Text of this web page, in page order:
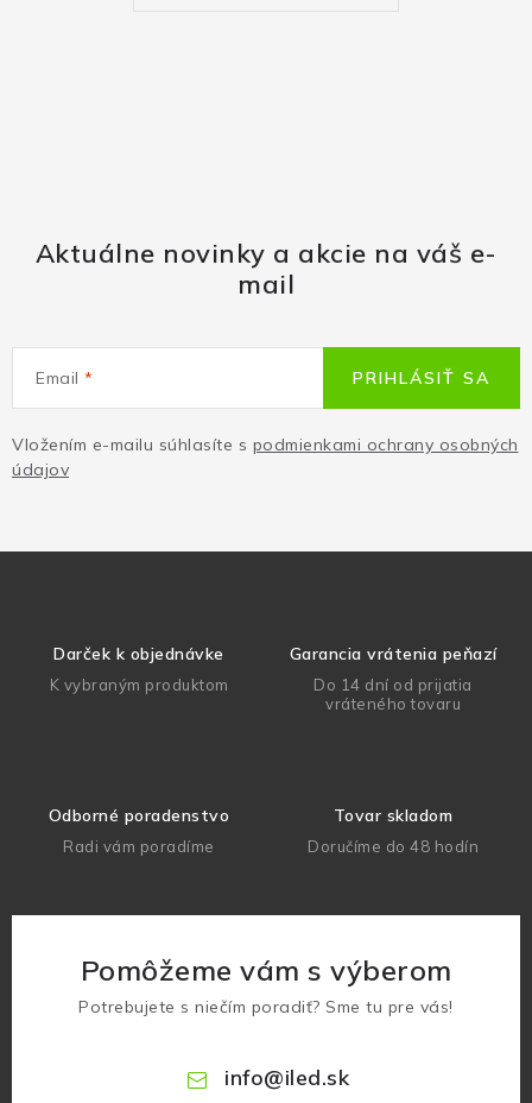
Aktuálne novinky a akcie na váš e-
mail
Email
Vložením e-mailu súhlasíte s podmienkami ochrany osobných
údajov
PRIHLÁSIŤ SA
Darček k objednávke
K vybraným produktom
Garancia vrátenia peňazí
Do 14 dní od prijatia
vráteného tovaru
Odborné poradenstvo
Radi vám poradíme
Tovar skladom
Doručíme do 48 hodín
Pomôžeme vám s výberom
Potrebujete s niečím poradiť? Sme tu pre vás!
info@iled.sk